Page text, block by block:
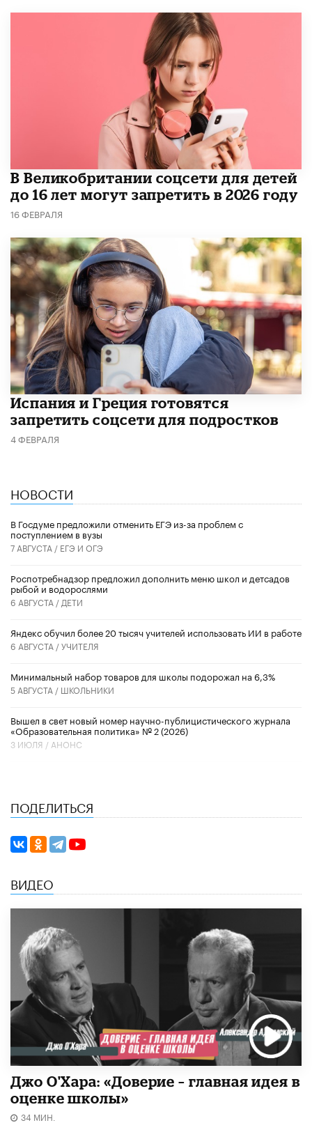
В Великобритании соцсети для детей
до 16 лет могут запретить в 2026 году
16 ФЕВРАЛЯ
Испания и Греция готовятся
запретить соцсети для подростков
4 ФЕВРАЛЯ
НОВОСТИ
В Госдуме предложили отменить ЕГЭ из-за проблем с
поступлением в вузы
7 АВГУСТА / ЕГЭ И ОГЭ
Роспотребнадзор предложил дополнить меню школ и детсадов
рыбой и водорослями
6 АВГУСТА / ДЕТИ
​Яндекс обучил более 20 тысяч учителей использовать ИИ в работе
6 АВГУСТА /УЧИТЕЛЯ
Минимальный набор товаров для школы подорожал на 6,3%
5 АВГУСТА / ШКОЛЬНИКИ
Вышел в свет новый номер научно-публицистического журнала
«Образовательная политика» № 2 (2026)
3 ИЮЛЯ / АНОНС
ПОДЕЛИТЬСЯ
ВИДЕО
Джо О'Хара: «Доверие – главная идея в
оценке школы»
34 МИН.